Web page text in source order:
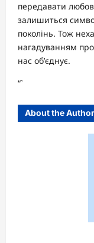
передавати
залишиться
поколінь. Тож
нагадуванням
нас об’єднує.
“`
About the Author